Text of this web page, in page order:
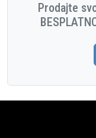
Prodajte